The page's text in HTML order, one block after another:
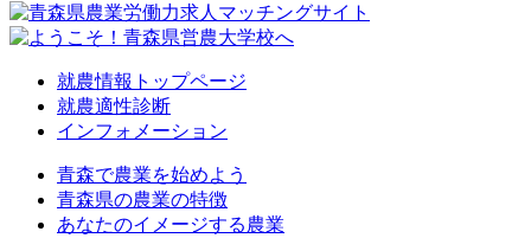
就農情報トップページ
就農適性診断
インフォメーション
青森で農業を始めよう
青森県の農業の特徴
あなたのイメージする農業